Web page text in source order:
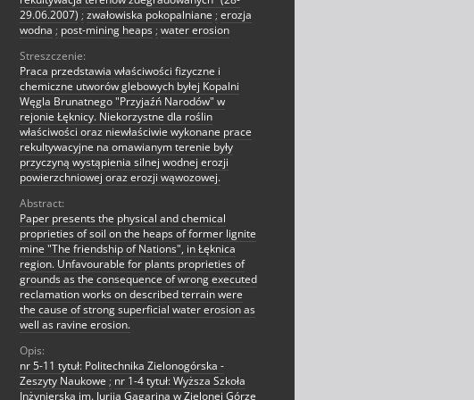
29.06.2007) ; zwałowiska pokopalniane ; erozja
wodna ; post-mining heaps ; water erosion
Streszczenie:
Praca przedstawia właściwości fizyczne i
chemiczne utworów glebowych byłej Kopalni
Węgla Brunatnego "Przyjaźń Narodów" w
rejonie Łęknicy. Niekorzystne dla roślin
właściwości oraz niewłaściwie wykonane prace
rekultywacyjne na omawianym terenie były
przyczyną wystąpienia silnej wodnej erozji
powierzchniowej oraz erozji wąwozowej.
Abstract:
Paper presents the physical and chemical
proprieties of soil on the heaps of former lignite
mine "The friendship of Nations", in Łęknica
region. Unfavourable for plants proprieties of
grounds as the consequence of wrong executed
reclamation works on described terrain were
the cause of strong superficial water erosion as
well as ravine erosion.
Opis:
nr 5-11 tytuł: Politechnika Zielonogórska -
Zeszyty Naukowe ; nr 1-4 tytuł: Wyższa Szkoła
Inżynierska im. Jurija Gagarina w Zielonej Górze